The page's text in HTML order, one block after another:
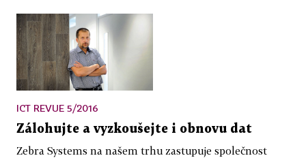
ICT REVUE 5/2016
Zálohujte a vyzkoušejte i obnovu dat
Zebra Systems na našem trhu zastupuje společnost